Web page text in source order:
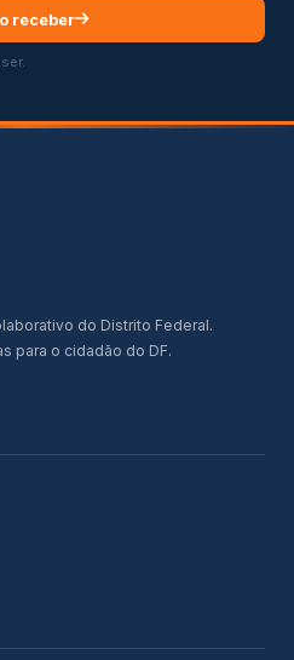
receber
do Distrito Federal.
para o cidadão do DF.